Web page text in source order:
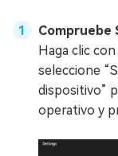
Compruebe
Haga clic
seleccione
dispositivo”
operativo y